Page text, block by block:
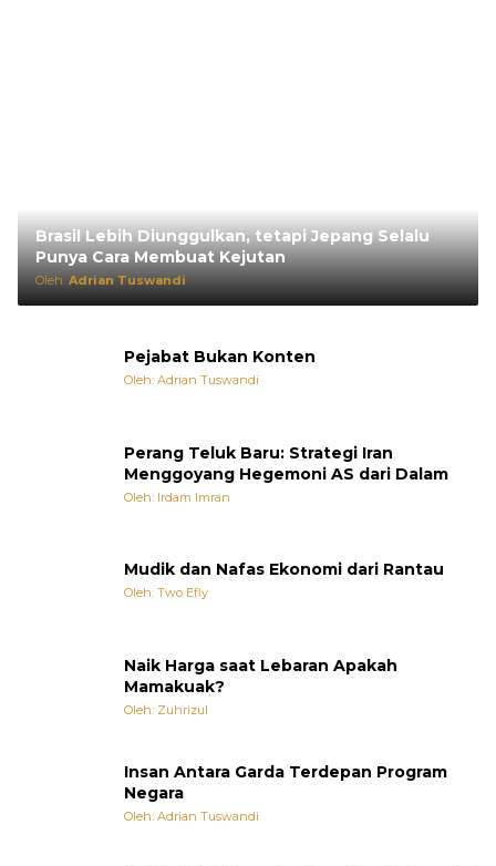
Brasil Lebih Diunggulkan, tetapi Jepang Selalu
Punya Cara Membuat Kejutan
Oleh: Adrian Tuswandi
Pejabat Bukan Konten
Oleh: Adrian Tuswandi
Perang Teluk Baru: Strategi Iran
Menggoyang Hegemoni AS dari Dalam
Oleh: Irdam Imran
Mudik dan Nafas Ekonomi dari Rantau
Oleh: Two Efly
Naik Harga saat Lebaran Apakah
Mamakuak?
Oleh: Zuhrizul
Insan Antara Garda Terdepan Program
Negara
Oleh: Adrian Tuswandi